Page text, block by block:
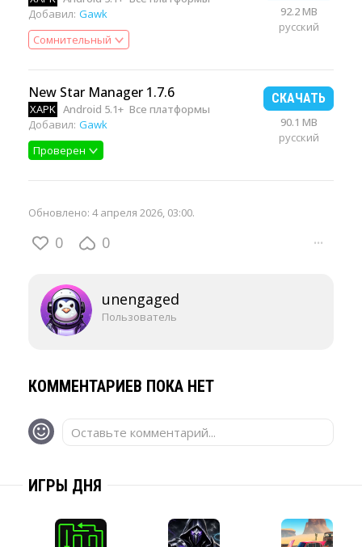
Добавил: Gawk
Сомнительный
92.2 MB
русский
New Star Manager 1.7.6
XAPK Android 5.1+ Все платформы
Добавил: Gawk
Проверен
СКАЧАТЬ
90.1 MB
русский
Обновлено: 4 апреля 2026, 03:00.
0 0 ···
unengaged
Пользователь
КОММЕНТАРИЕВ ПОКА НЕТ
Оставьте комментарий...
ИГРЫ ДНЯ